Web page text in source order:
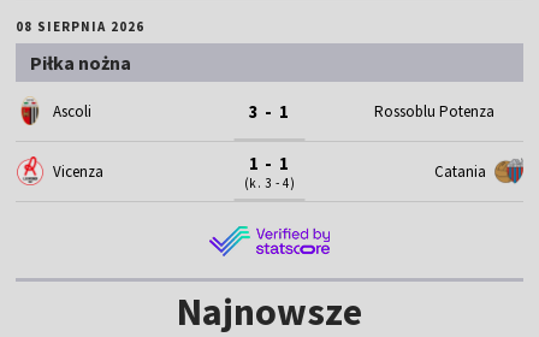
08 SIERPNIA 2026
Piłka nożna
Ascoli 3 - 1 Rossoblu Potenza
Vicenza 1 - 1
(k. 3 - 4)
Catania
Najnowsze